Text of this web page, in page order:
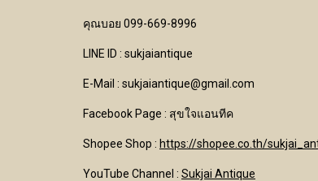
คุณบอย 099-669-8996
LINE ID : sukjaiantique
E-Mail : sukjaiantique@gmail.com
Facebook Page : สุขใจแอนทีค
Shopee Shop : https://shopee.co.th/
YouTube Channel : Sukjai Antique